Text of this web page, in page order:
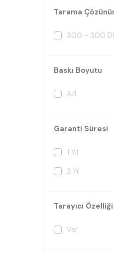
Tarama
300 - 300
Baskı Boyutu
A4
Garanti Süresi
1 Yıl
2 Yıl
Tarayıcı Özelliği
Var